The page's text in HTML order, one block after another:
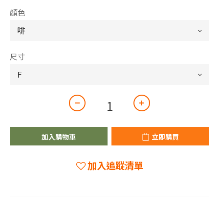
顏色
尺寸
加入購物車 立即購買
加入追蹤清單